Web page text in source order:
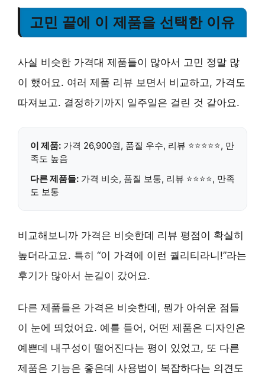
고민 끝에 이 제품을 선택한 이유
사실 비슷한 가격대 제품들이 많아서 고민 정말 많
이 했어요. 여러 제품 리뷰 보면서 비교하고, 가격도
따져보고. 결정하기까지 일주일은 걸린 것 같아요.
이 제품: 가격 26,900원, 품질 우수, 리뷰 ⭐⭐⭐⭐⭐, 만
족도 높음
다른 제품들: 가격 비슷, 품질 보통, 리뷰 ⭐⭐⭐⭐, 만족
도 보통
비교해보니까 가격은 비슷한데 리뷰 평점이 확실히
높더라고요. 특히 “이 가격에 이런 퀄리티라니!”라는
후기가 많아서 눈길이 갔어요.
다른 제품들은 가격은 비슷한데, 뭔가 아쉬운 점들
이 눈에 띄었어요. 예를 들어, 어떤 제품은 디자인은
예쁜데 내구성이 떨어진다는 평이 있었고, 또 다른
제품은 기능은 좋은데 사용법이 복잡하다는 의견도